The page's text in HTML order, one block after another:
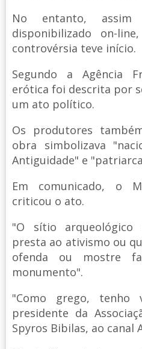
No entanto,
disponibilizado on-
controvérsia teve início.
Segundo a Agência
erótica foi descrita por
um ato político.
Os produtores
obra simbolizava
Antiguidade" e
Em comunicado, o
criticou o ato.
"O sítio
presta ao ativismo ou
ofenda ou mostre
monumento".
"Como grego,
presidente da
Spyros Bibilas, ao canal